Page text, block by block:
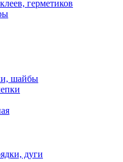
герметиков
шайбы
дуги